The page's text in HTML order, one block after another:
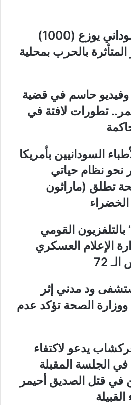
الهلال الأحمر السوداني يوزع (1000)
بالحرب بمحلية
وفيديو حاسم في قضية
تطورات لافتة في
السودانيين بأمريكا
نحو نظام حياتي
تطلق (ماراثون
القومي
الإعلام العسكري
72
ود مدني إثر
ووزارة الصحة تؤكد عدم
يدعو لاكتفاء
في الجلسة المقبلة
في قتل الصديق أحيمر